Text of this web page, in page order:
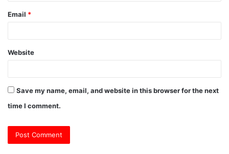
Email *
Website
Save my name, email, and website in this browser for the next
time I comment.